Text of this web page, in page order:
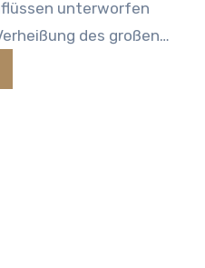
unterworfen
des großen
bestimmt, „der
mit Christus